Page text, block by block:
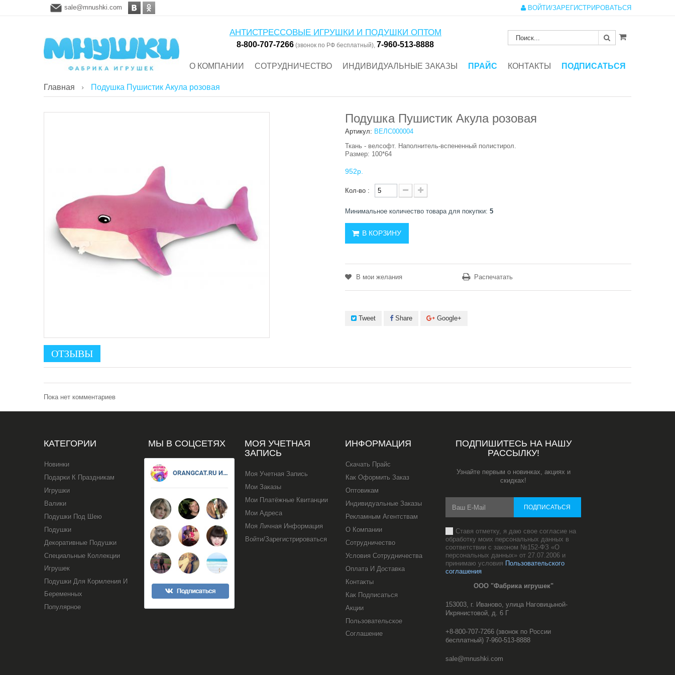
ВОЙТИ/ЗАРЕГИСТРИРОВАТЬСЯ
sale@mnushki.com
АНТИСТРЕССОВЫЕ ИГРУШКИ И ПОДУШКИ ОПТОМ
8-800-707-7266 (звонок по РФ бесплатный), 7-960-513-8888
О КОМПАНИИ СОТРУДНИЧЕСТВО ИНДИВИДУАЛЬНЫЕ ЗАКАЗЫ ПРАЙС КОНТАКТЫ ПОДПИСАТЬСЯ
Главная Подушка Пушистик Акула розовая
Подушка Пушистик Акула розовая
Артикул: ВЕЛС000004
Ткань - велсофт. Наполнитель-вспененный полистирол.
Размер: 100*64
952р.
Кол-во :
Минимальное количество товара для покупки: 5
В КОРЗИНУ
В мои желания Распечатать
Tweet Share Google+
ОТЗЫВЫ
Пока нет комментариев
КАТЕГОРИИ
Новинки
Подарки К Праздникам
Игрушки
Валики
Подушки Под Шею
Подушки
Декоративные Подушки
Специальные Коллекции
Игрушек
Подушки Для Кормления И
Беременных
Популярное
МЫ В СОЦСЕТЯХ
МОЯ УЧЕТНАЯ
ЗАПИСЬ
Моя Учетная Запись
Мои Заказы
Мои Платёжные Квитанции
Мои Адреса
Моя Личная Информация
Войти/Зарегистрироваться
ИНФОРМАЦИЯ
Скачать Прайс
Как Оформить Заказ
Оптовикам
Индивидуальные Заказы
Рекламным Агентствам
О Компании
Сотрудничество
Условия Сотрудничества
Оплата И Доставка
Контакты
Как Подписаться
Акции
Пользовательское
Соглашение
ПОДПИШИТЕСЬ НА НАШУ
РАССЫЛКУ!
Узнайте первым о новинках, акциях и
скидках!
Ставя отметку, я даю свое согласие на
обработку моих персональных данных в
соответствии с законом №152-ФЗ «О
персональных данных» от 27.07.2006 и
принимаю условия Пользовательского
соглашения
ПОДПИСАТЬСЯ
ООО "Фабрика игрушек"
153003, г. Иваново, улица Наговицыной-
Икрянистовой, д. 6 Г
+8-800-707-7266 (звонок по России
бесплатный) 7-960-513-8888
sale@mnushki.com